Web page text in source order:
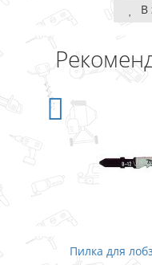
В
Пилка для